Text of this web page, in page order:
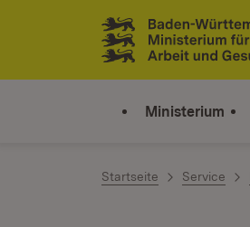
Zum Inhalt springen
Link zur Startseite
Ministerium
Startseite Service